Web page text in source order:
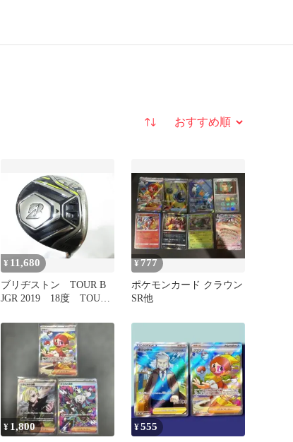
並び替え
¥ 11,680
ブリヂストン TOUR B
JGR 2019 18度 TOUR
レックス フェアウェイ
ウッド 中古 ゴルフド
ゥ！長久手店【最短即日
¥ 777
ポケモンカード クラウン
SR他
¥ 1,800 ¥555